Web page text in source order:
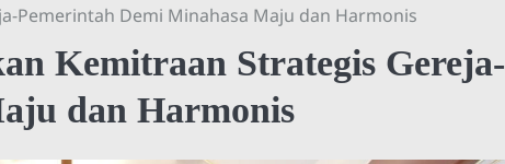
Pemerintah Demi Minahasa Maju dan Harmonis
Kemitraan Strategis Gereja-
dan Harmonis